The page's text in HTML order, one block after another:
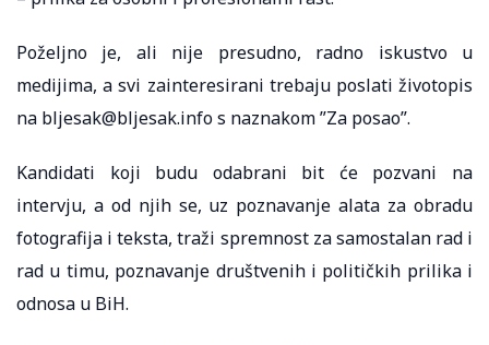
Poželjno je, ali nije presudno, radno iskustvo u
medijima, a svi zainteresirani trebaju poslati životopis
na bljesak@bljesak.info s naznakom ”Za posao”.
Kandidati koji budu odabrani bit će pozvani na
intervju, a od njih se, uz poznavanje alata za obradu
fotografija i teksta, traži spremnost za samostalan rad i
rad u timu, poznavanje društvenih i političkih prilika i
odnosa u BiH.